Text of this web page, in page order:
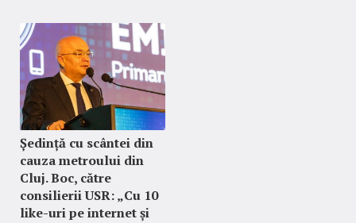
Ședință cu scântei din
cauza metroului din
Cluj. Boc, către
consilierii USR: „Cu 10
like-uri pe internet și